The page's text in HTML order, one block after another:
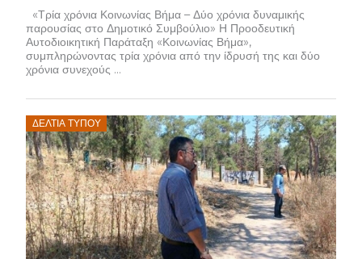
«Τρία χρόνια Κοινωνίας Βήμα – Δύο χρόνια δυναμικής
παρουσίας στο Δημοτικό Συμβούλιο» Η Προοδευτική
Αυτοδιοικητική Παράταξη «Κοινωνίας Βήμα»,
συμπληρώνοντας τρία χρόνια από την ίδρυσή της και δύο
χρόνια συνεχούς ...
ΔΕΛΤΊΑ ΤΎΠΟΥ
Posted
on